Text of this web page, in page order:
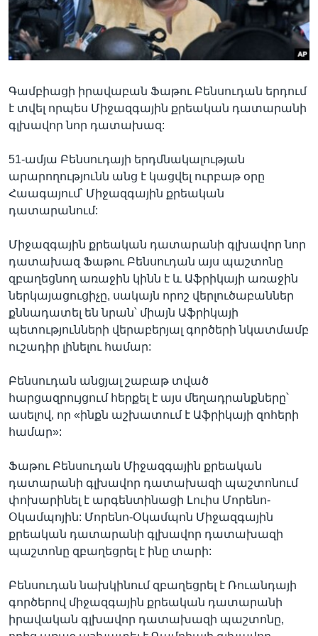
Լեզուներ
Գամբիացի իրավաբան Ֆաթու Բենսուդան երդում
է տվել որպես Միջազգային քրեական դատարանի
գլխավոր նոր դատախազ:
51-ամյա Բենսուդայի երդմնակալության
արարողությունն անց է կացվել ուրբաթ օրը
Հաագայում՝ Միջազգային քրեական
դատարանում:
Միջազգային քրեական դատարանի գլխավոր նոր
դատախազ Ֆաթու Բենսուդան այս պաշտոնը
զբաղեցնող առաջին կինն է և Աֆրիկայի առաջին
ներկայացուցիչը, սակայն որոշ վերլուծաբաններ
քննադատել են նրան՝ միայն Աֆրիկայի
պետությունների վերաբերյալ գործերի նկատմամբ
ուշադիր լինելու համար:
Բենսուդան անցյալ շաբաթ տված
հարցազրույցում հերքել է այս մեղադրանքները՝
ասելով, որ «ինքն աշխատում է Աֆրիկայի զոհերի
համար»:
Ֆաթու Բենսուդան Միջազգային քրեական
դատարանի գլխավոր դատախազի պաշտոնում
փոխարինել է արգենտինացի Լուիս Մորենո-
Օկամպոյին: Մորենո-Օկամպոն Միջազգային
քրեական դատարանի գլխավոր դատախազի
պաշտոնը զբաղեցրել է ինը տարի:
Բենսուդան նախկինում զբաղեցրել է Ռուանդայի
գործերով միջազգային քրեական դատարանի
իրավական գլխավոր դատախազի պաշտոնը,